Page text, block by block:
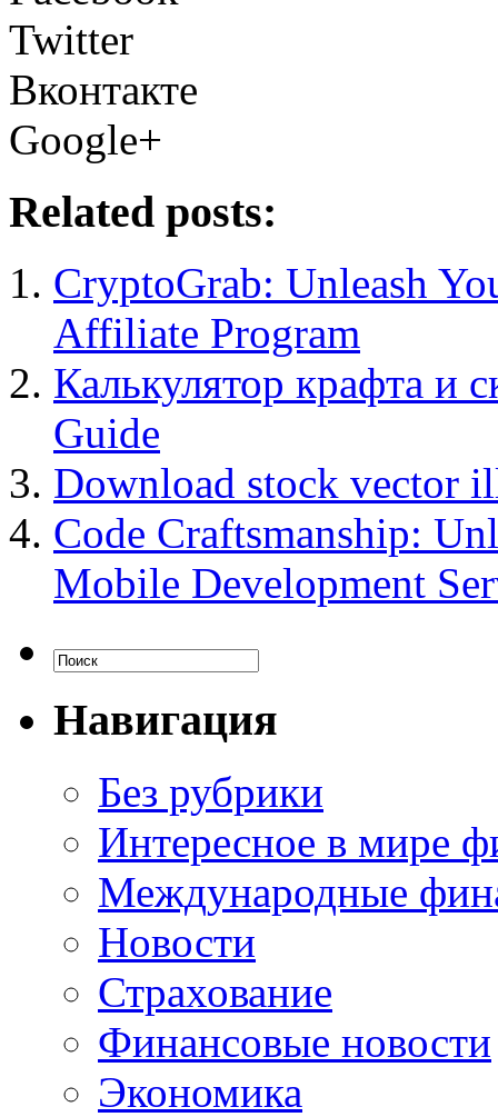
Twitter
Вконтакте
Google+
Related posts:
CryptoGrab: Unleash
Affiliate Program
Калькулятор крафта и
Guide
Download stock vector
Code Craftsmanship:
Mobile Development
Навигация
Без рубрики
Интересное в мире
Международные
Новости
Страхование
Финансовые новости
Экономика